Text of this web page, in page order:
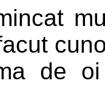
de